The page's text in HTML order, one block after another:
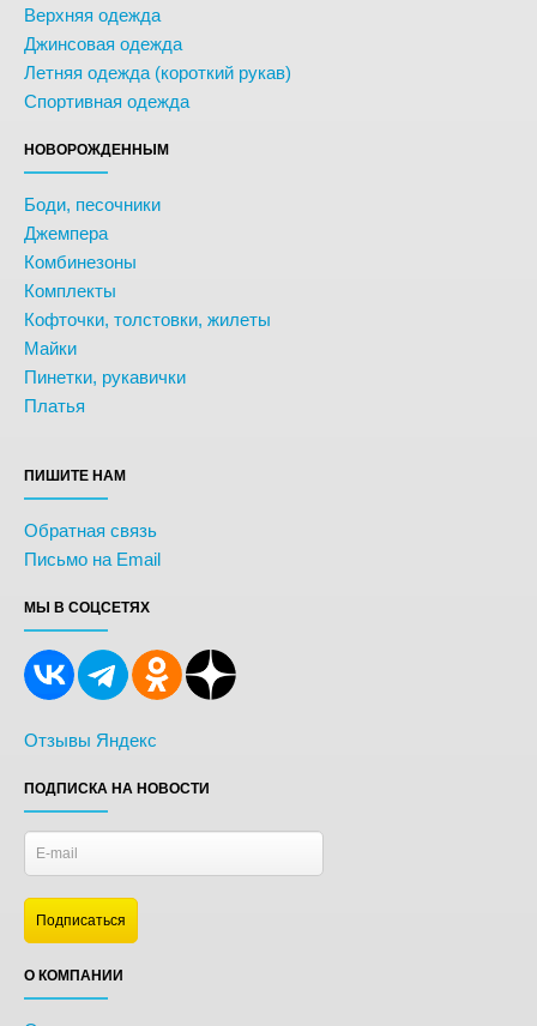
Верхняя одежда
Джинсовая одежда
Летняя одежда (короткий рукав)
Спортивная одежда
НОВОРОЖДЕННЫМ
Боди, песочники
Джемпера
Комбинезоны
Комплекты
Кофточки, толстовки, жилеты
Майки
Пинетки, рукавички
Платья
ПИШИТЕ НАМ
Обратная связь
Письмо на Email
МЫ В СОЦСЕТЯХ
Отзывы Яндекс
ПОДПИСКА НА НОВОСТИ
О КОМПАНИИ